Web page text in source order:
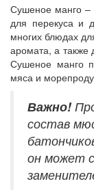
Сушеное манго –
для перекуса и
многих блюдах
аромата, а также
Сушеное манго
мяса и
Важно!
состав
он может